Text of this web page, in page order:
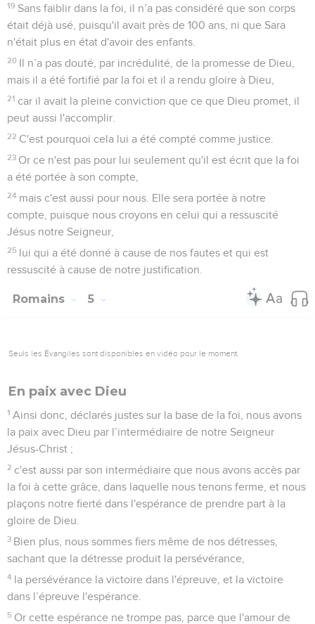
19 Sans faiblir dans la foi, il n’a pas considéré que son corps
était déjà usé, puisqu'il avait près de 100 ans, ni que Sara
n'était plus en état d'avoir des enfants.
20 Il n’a pas douté, par incrédulité, de la promesse de Dieu,
mais il a été fortifié par la foi et il a rendu gloire à Dieu,
21 car il avait la pleine conviction que ce que Dieu promet, il
peut aussi l'accomplir.
22 C'est pourquoi cela lui a été compté comme justice.
23 Or ce n'est pas pour lui seulement qu'il est écrit que la foi
a été portée à son compte,
24 mais c'est aussi pour nous. Elle sera portée à notre
compte, puisque nous croyons en celui qui a ressuscité
Jésus notre Seigneur,
25 lui qui a été donné à cause de nos fautes et qui est
ressuscité à cause de notre justification.
Romains 5
Seuls les Évangiles sont disponibles en vidéo pour le moment.
En paix avec Dieu
1 Ainsi donc, déclarés justes sur la base de la foi, nous avons
la paix avec Dieu par l’intermédiaire de notre Seigneur
Jésus-Christ ;
2 c'est aussi par son intermédiaire que nous avons accès par
la foi à cette grâce, dans laquelle nous tenons ferme, et nous
plaçons notre fierté dans l'espérance de prendre part à la
gloire de Dieu.
3 Bien plus, nous sommes fiers même de nos détresses,
sachant que la détresse produit la persévérance,
4 la persévérance la victoire dans l'épreuve, et la victoire
dans l’épreuve l'espérance.
5 Or cette espérance ne trompe pas, parce que l'amour de